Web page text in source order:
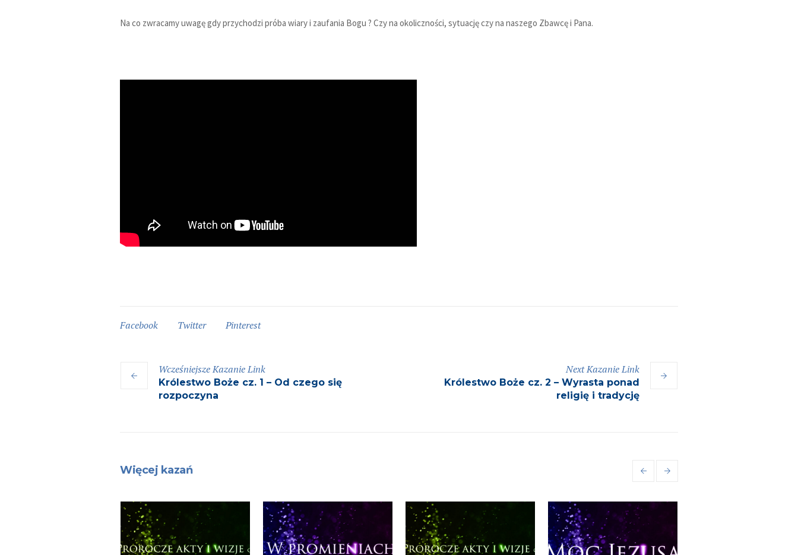
Na co zwracamy uwagę gdy przychodzi próba wiary i zaufania Bogu ? Czy na okoliczności, sytuację czy na naszego Zbawcę i Pana.
Facebook Twitter Pinterest
WcześniejszeKazanieLink
Królestwo Boże cz. 1 – Od czego się
rozpoczyna
NextKazanieLink
Królestwo Boże cz. 2 – Wyrasta ponad
religię i tradycję
Więcej kazań